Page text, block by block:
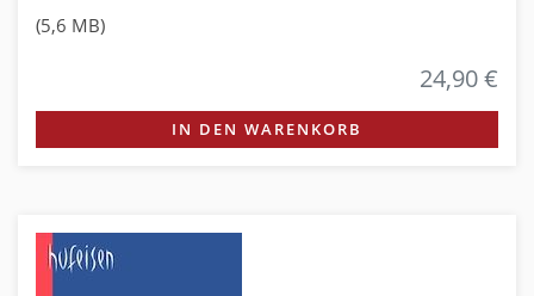
(5,6 MB)
24,90 €
IN DEN WARENKORB